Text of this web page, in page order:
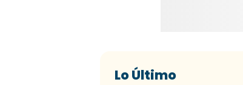
Lo Último